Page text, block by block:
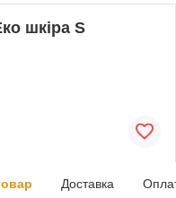
шкіра S
Доставка